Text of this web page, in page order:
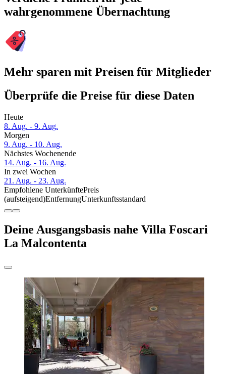
wahrgenommene Übernachtung
Mehr sparen mit Preisen für Mitglieder
Überprüfe die Preise für diese Daten
Heute
8. Aug. - 9. Aug.
Morgen
9. Aug. - 10. Aug.
Nächstes Wochenende
14. Aug. - 16. Aug.
In zwei Wochen
21. Aug. - 23. Aug.
Empfohlene UnterkünftePreis
(aufsteigend)EntfernungUnterkunftsstandard
Deine Ausgangsbasis nahe Villa Foscari
La Malcontenta